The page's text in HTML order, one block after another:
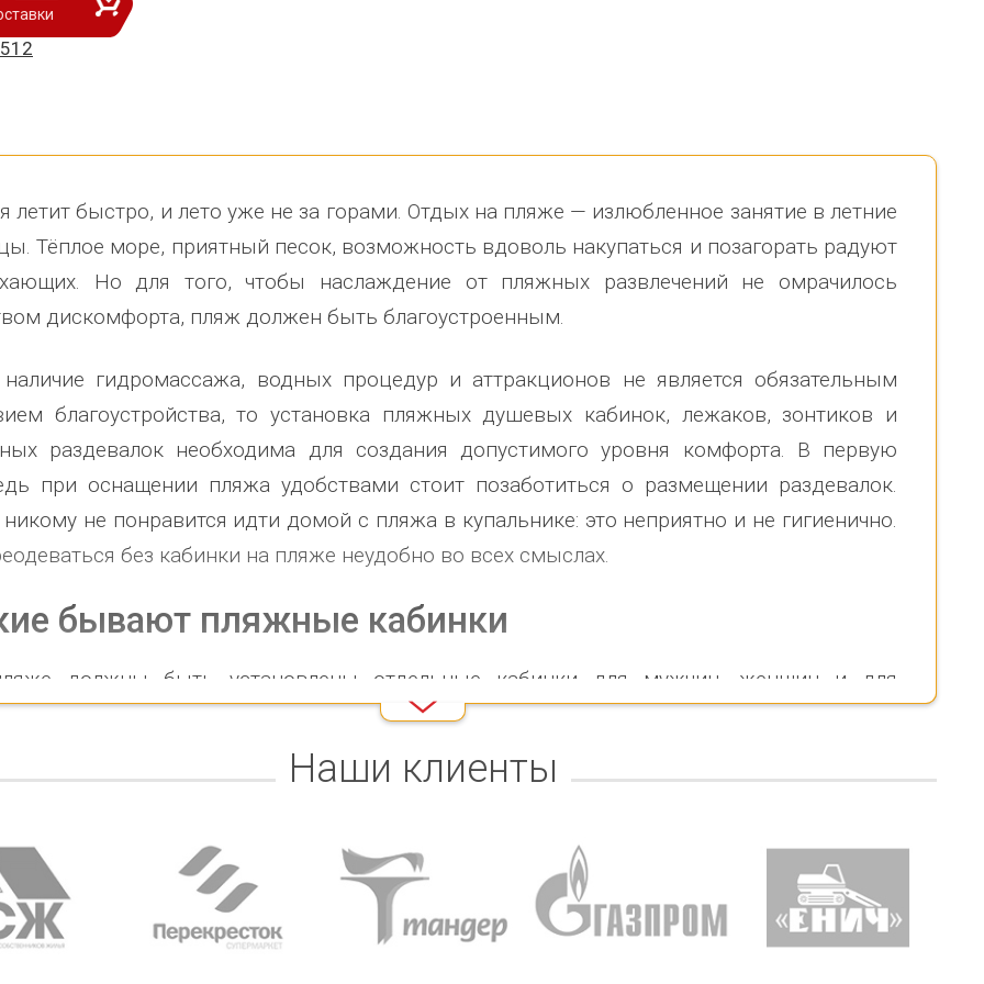
Довольны
дорожим
почтового отделения, фапа, детского
Глава сельского поселения Вепсское
ТОО Егеменди Курылыс, Казахстан
летит быстро, и лето уже не за горами. Отдых на пляже — излюбленное занятие в летние
Тёплое море, приятный песок, возможность вдоволь накупаться и позагорать радуют
Но для того, чтобы наслаждение от пляжных развлечений не омрачилось
дискомфорта, пляж должен быть благоустроенным.
гидромассажа, водных процедур и аттракционов не является обязательным
благоустройства, то установка пляжных душевых кабинок, лежаков, зонтиков и
раздевалок необходима для создания допустимого уровня комфорта. В первую
при оснащении пляжа удобствами стоит позаботиться о размещении раздевалок.
не понравится идти домой с пляжа в купальнике: это неприятно и не гигиенично.
без кабинки на пляже неудобно во всех смыслах.
бывают пляжные кабинки
должны быть установлены отдельные кабинки для мужчин, женщин и для
обоих полов. Обычно на кабинке имеется знак, показывающий, для кого она
— это позволит избежать неловких ситуаций. В кабинке для инвалидов может
только один инвалид вместе с его сопровождающим. В кабинках для женщин
бывают разные по форме, размерам и назначению. У нас вы можете выбрать
пляжные кабинки, в которых комфортно переодеваться. В наличии одинарные и
Наши клиенты